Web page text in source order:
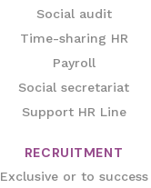
Social audit
Time-sharing HR
Payroll
Social secretariat
Support HR Line
RECRUITMENT
Exclusive or to success